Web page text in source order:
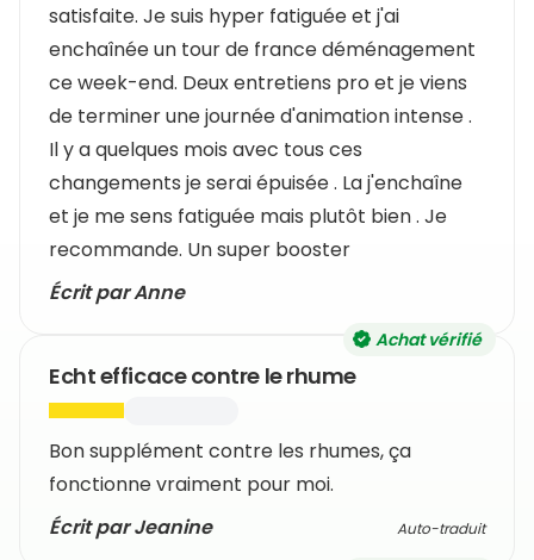
satisfaite. Je suis hyper fatiguée et j'ai
enchaînée un tour de france déménagement
ce week-end. Deux entretiens pro et je viens
de terminer une journée d'animation intense .
Il y a quelques mois avec tous ces
changements je serai épuisée . La j'enchaîne
et je me sens fatiguée mais plutôt bien . Je
recommande. Un super booster
Écrit par Anne
Achat vérifié
Echt efficace contre le rhume
Bon supplément contre les rhumes, ça
fonctionne vraiment pour moi.
Écrit par Jeanine
Auto-traduit